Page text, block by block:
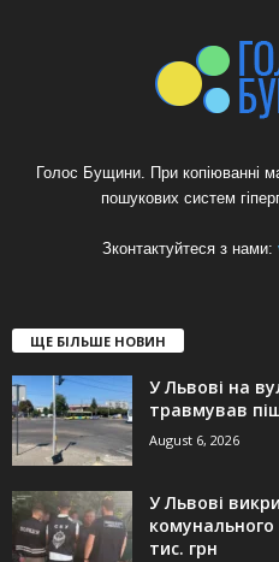
Голос Бущини. При копіюванні
пошукових систем
Зконтактуйтеся з нами:
ЩЕ БІЛЬШЕ НОВИН
У Львові на
травмував
August 6, 2026
У Львові
комунального
тис. грн